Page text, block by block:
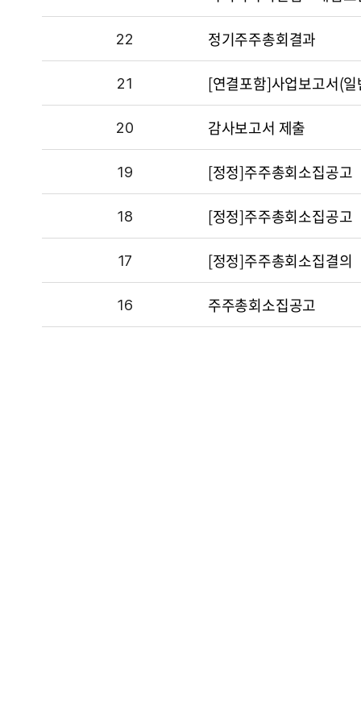
NO
22 공시제목
정기주주총회결과
NO
21 공시제목
[연결포함]사업보고서(
NO
20 공시제목
감사보고서 제출
NO
19 공시제목
[정정]주주총회소집공고
NO
18 공시제목
[정정]주주총회소집공고
NO
17 공시제목
[정정]주주총회소집결의
NO
16 공시제목
주주총회소집공고